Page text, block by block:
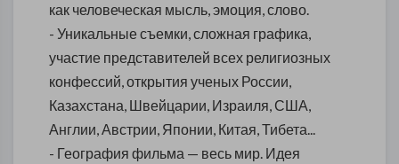
как человеческая мысль, эмоция, слово.
- Уникальные съемки, сложная графика,
участие представителей всех религиозных
конфессий, открытия ученых России,
Казахстана, Швейцарии, Израиля, США,
Англии, Австрии, Японии, Китая, Тибета...
- География фильма — весь мир. Идея